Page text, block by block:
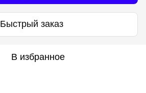
Быстрый заказ
В избранное